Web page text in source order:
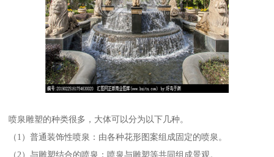
喷泉雕塑的种类很多，大体可以分为以下几种。
（1）普通装饰性喷泉：由各种花形图案组成固定的喷泉。
（2）与雕塑结合的喷泉：喷泉与雕塑等共同组成景观。